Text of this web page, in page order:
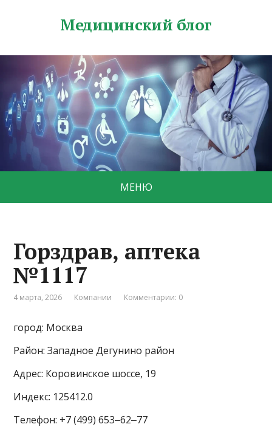
Медицинский блог
МЕНЮ
Горздрав, аптека
№1117
4 марта, 2026 Компании Комментарии: 0
город: Москва
Район: Западное Дегунино район
Адрес: Коровинское шоссе, 19
Индекс: 125412.0
Телефон: +7 (499) 653‒62‒77